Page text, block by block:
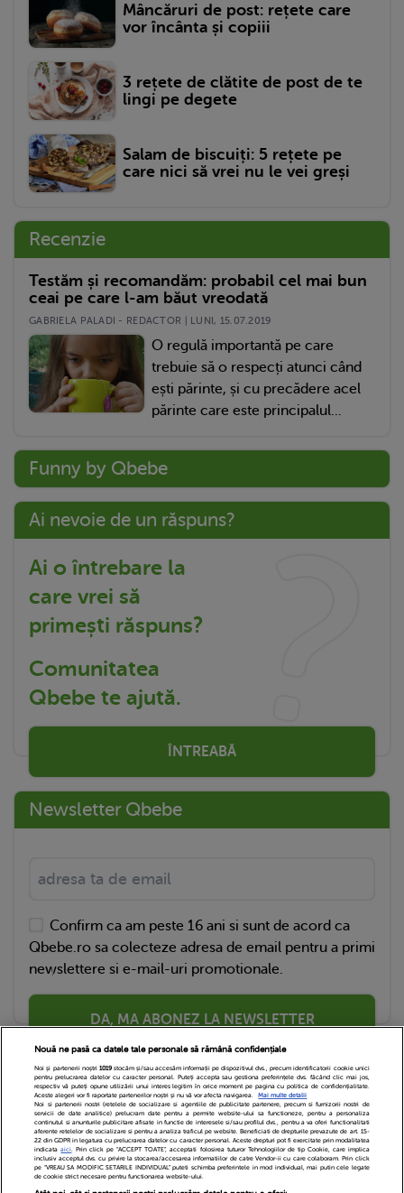
Mâncăruri de post: rețete care
vor încânta și copiii
3 rețete de clătite de post de te
lingi pe degete
Salam de biscuiți: 5 rețete pe
care nici să vrei nu le vei greși
Recenzie
Testăm și recomandăm: probabil cel mai bun
ceai pe care l-am băut vreodată
GABRIELA PALADI - REDACTOR | LUNI, 15.07.2019
O regulă importantă pe care
trebuie să o respecți atunci când
ești părinte, și cu precădere acel
părinte care este principalul...
Funny by Qbebe
Ai nevoie de un răspuns?
Ai o întrebare la
care vrei să
primești răspuns?
Comunitatea
Qbebe te ajută.
ÎNTREABĂ
Newsletter Qbebe
Confirm ca am peste 16 ani si sunt de acord ca
Qbebe.ro sa colecteze adresa de email pentru a primi
newslettere si e-mail-uri promotionale.
DA, MA ABONEZ LA NEWSLETTER
Echipa Editoriala Newsletter
Contact
Nouă ne pasă ca datele tale personale să rămână confidențiale
Noi și partenerii noștri 1019stocăm și/sau accesăm informații pe dispozitivul dvs., precum identificatorii cookie unici
pentru prelucrarea datelor cu caracter personal. Puteți accepta sau gestiona preferințele dvs. făcând clic mai jos,
respectiv vă puteți opune utilizării unui interes legitim în orice moment pe pagina cu politica de confidențialitate.
Aceste alegeri vor fi raportate partenerilor noștri și nu vă vor afecta navigarea.
Mai multe detalii
Noi si partenerii nostri (retelele de socializare si agentiile de publicitate partenere, precum si furnizorii nostri de
servicii de date analitice) prelucram date pentru a permite website-ului sa functioneze, pentru a personaliza
continutul si anunturile publicitare afisate in functie de interesele si/sau profilul dvs., pentru a va oferi functionalitati
aferente retelelor de socializare si pentru a analiza traficul pe website. Beneficiati de drepturile prevazute de art. 15-
22 din GDPR in legatura cu prelucrarea datelor cu caracter personal. Aceste drepturi pot fi exercitate prin modalitatea
indicataaici. Prin click pe “ACCEPT TOATE”, acceptati folosirea tuturor Tehnologiilor de tip Cookie, care implica
inclusiv acceptul dvs. cu privire la stocarea/accesarea informatiilor de catre Vendor-ii cu care colaboram. Prin click
pe “VREAU SA MODIFIC SETARILE INDIVIDUAL” puteti schimba preferintele in mod individual, mai putin cele legate
de cookie strict necesare pentru functionarea website-ului.